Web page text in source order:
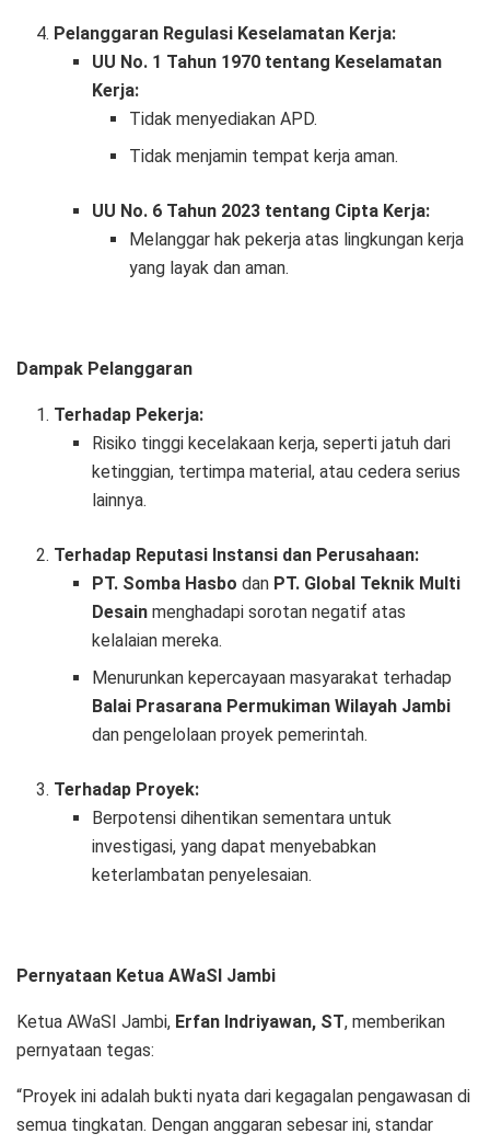
Pelanggaran Regulasi Keselamatan Kerja:
UU No. 1 Tahun 1970 tentang Keselamatan
Kerja:
Tidak menyediakan APD.
Tidak menjamin tempat kerja aman.
UU No. 6 Tahun 2023 tentang Cipta Kerja:
Melanggar hak pekerja atas lingkungan kerja
yang layak dan aman.
Dampak Pelanggaran
Terhadap Pekerja:
Risiko tinggi kecelakaan kerja, seperti jatuh dari
ketinggian, tertimpa material, atau cedera serius
lainnya.
Terhadap Reputasi Instansi dan Perusahaan:
PT. Somba Hasbo dan PT. Global Teknik Multi
Desainmenghadapi sorotan negatif atas
kelalaian mereka.
Menurunkan kepercayaan masyarakat terhadap
Balai Prasarana Permukiman Wilayah Jambi
dan pengelolaan proyek pemerintah.
Terhadap Proyek:
Berpotensi dihentikan sementara untuk
investigasi, yang dapat menyebabkan
keterlambatan penyelesaian.
Pernyataan Ketua AWaSI Jambi
Ketua AWaSI Jambi, Erfan Indriyawan, ST, memberikan
pernyataan tegas:
“Proyek ini adalah bukti nyata dari kegagalan pengawasan di
semua tingkatan. Dengan anggaran sebesar ini, standar